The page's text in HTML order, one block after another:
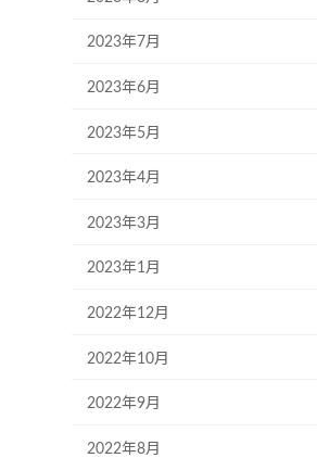
2023年7月
2023年6月
2023年5月
2023年4月
2023年3月
2023年1月
2022年12月
2022年10月
2022年9月
2022年8月